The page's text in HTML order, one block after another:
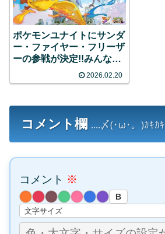
ポケモンユナイトにサンダ
ー・ファイヤー・フリーザ
ーの参戦が決定!!みんなの
2026.02.20
コメント欄 ....〆(･ω･。)ｶｷｶｷ
コメント ※
B